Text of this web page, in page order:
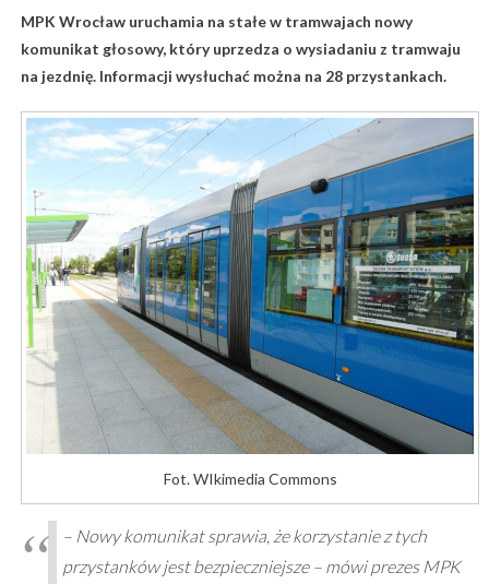
MPK Wrocław uruchamia na stałe w tramwajach nowy
komunikat głosowy, który uprzedza o wysiadaniu z tramwaju
na jezdnię. Informacji wysłuchać można na 28 przystankach.
Fot. WIkimedia Commons
– Nowy komunikat sprawia, że korzystanie z tych
przystanków jest bezpieczniejsze – mówi prezes MPK